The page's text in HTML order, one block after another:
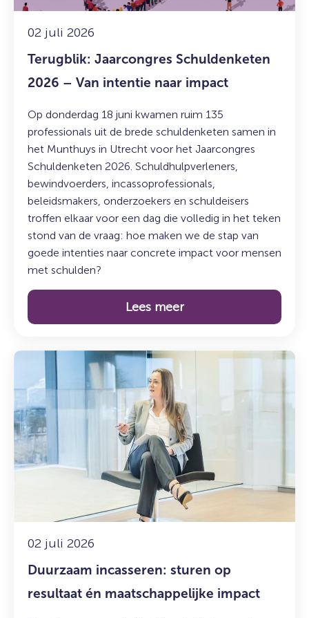
02 juli 2026
Terugblik: Jaarcongres Schuldenketen
2026 – Van intentie naar impact
Op donderdag 18 juni kwamen ruim 135
professionals uit de brede schuldenketen samen in
het Munthuys in Utrecht voor het Jaarcongres
Schuldenketen 2026. Schuldhulpverleners,
bewindvoerders, incassoprofessionals,
beleidsmakers, onderzoekers en schuldeisers
troffen elkaar voor een dag die volledig in het teken
stond van de vraag: hoe maken we de stap van
goede intenties naar concrete impact voor mensen
met schulden?
Lees meer
naar
impact
02 juli 2026
Duurzaam incasseren: sturen op
resultaat én maatschappelijke impact
Lees
over:
Duurzaam
incasseren:
sturen
op
resultaat
impact